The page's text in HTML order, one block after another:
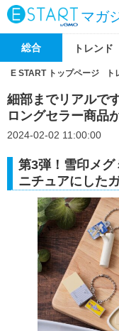
マガ
総合 トレンド
E START トップページ
細部までリアルで
ロングセラー商品
2024-02-02 11:00:00
第3弾！雪印メグ
ニチュアにした